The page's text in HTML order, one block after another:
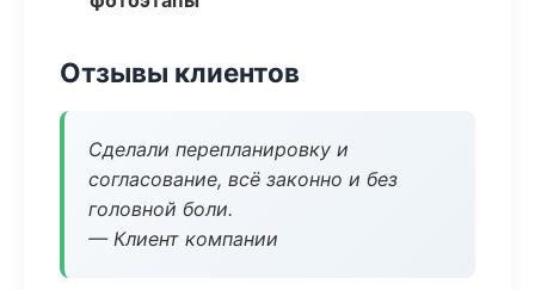
Отзывы клиентов
Сделали перепланировку и
согласование, всё законно и без
головной боли.
— Клиент компании